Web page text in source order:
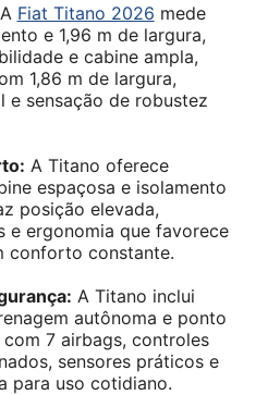
A Fiat Titano 2026 mede
e 1,96 m de largura,
e cabine ampla,
1,86 m de largura,
e sensação de robustez
A Titano oferece
espaçosa e isolamento
posição elevada,
e ergonomia que favorece
conforto constante.
A Titano inclui
autônoma e ponto
7 airbags, controles
sensores práticos e
para uso cotidiano.